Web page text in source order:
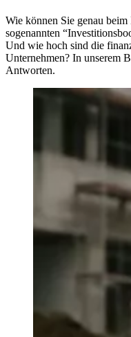
Wie können Sie genau
sogenannten
Und wie hoch sind die
Unternehmen? In unserem
Antworten.